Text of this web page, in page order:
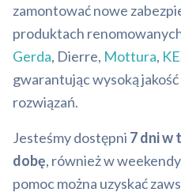
zamontować nowe
produktach
Gerda, Dierre, Mottura,
gwarantując wysoką
rozwiązań.
Jesteśmy dostępni 7 dni w
dobę, również w
pomoc można uzyskać